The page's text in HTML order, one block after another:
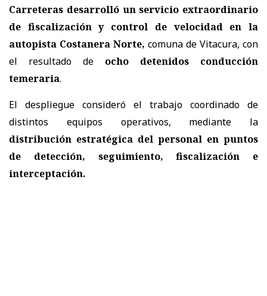
Carreteras desarrolló un servicio extraordinario
de fiscalización y control de velocidad en la
autopista Costanera Norte, comuna de Vitacura, con
el resultado de ocho detenidos conducción
temeraria.
El despliegue consideró el trabajo coordinado de
distintos equipos operativos, mediante la
distribución estratégica del personal en puntos
de detección, seguimiento, fiscalización e
interceptación.